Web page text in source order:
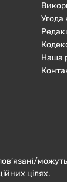
Угода
Наша
можуть
цілях.